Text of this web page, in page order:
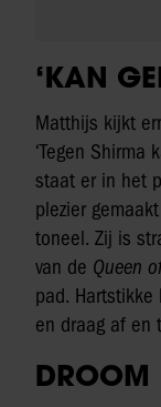
‘KAN
Matthijs kijkt
‘Tegen Shirma
staat er in het
plezier
toneel. Zij is
van de Queen
pad. Hartstikke
en draag af en
DROOM